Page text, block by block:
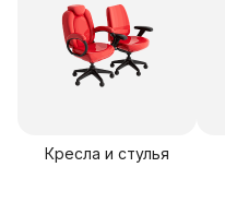
Кресла и стулья